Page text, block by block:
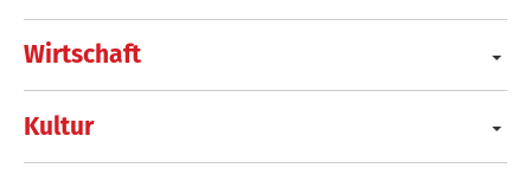
Wirtschaft
Kultur